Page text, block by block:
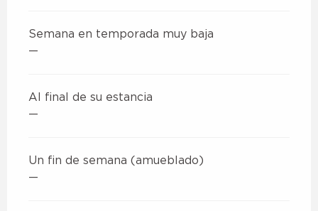
Semana en temporada muy baja
—
Al final de su estancia
—
Un fin de semana (amueblado)
—